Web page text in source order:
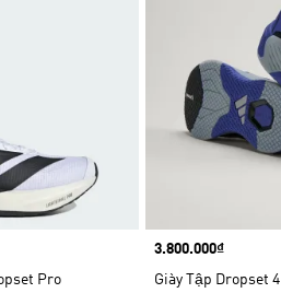
Pro
Price
3.800.000₫
Giày Tập Dropset 4